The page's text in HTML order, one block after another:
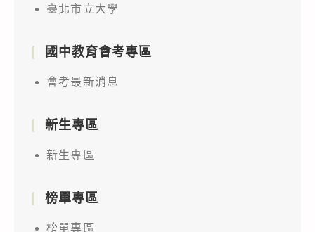
臺北市立大學
國中教育會考專區
會考最新消息
新生專區
新生專區
榜單專區
榜單專區